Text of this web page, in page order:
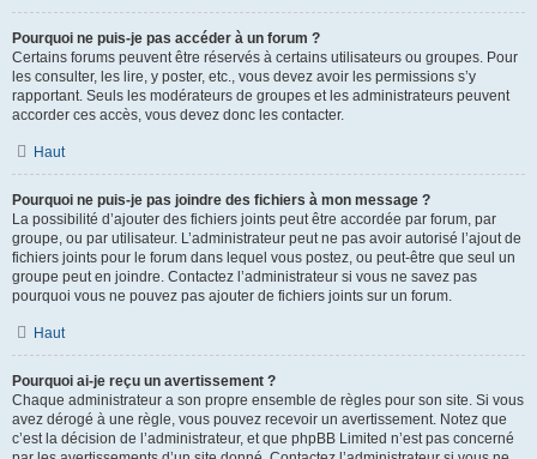
Pourquoi ne puis-je pas accéder à un forum ?
Certains forums peuvent être réservés à certains utilisateurs ou groupes. Pour
les consulter, les lire, y poster, etc., vous devez avoir les permissions s’y
rapportant. Seuls les modérateurs de groupes et les administrateurs peuvent
accorder ces accès, vous devez donc les contacter.
Haut
Pourquoi ne puis-je pas joindre des fichiers à mon message ?
La possibilité d’ajouter des fichiers joints peut être accordée par forum, par
groupe, ou par utilisateur. L’administrateur peut ne pas avoir autorisé l’ajout de
fichiers joints pour le forum dans lequel vous postez, ou peut-être que seul un
groupe peut en joindre. Contactez l’administrateur si vous ne savez pas
pourquoi vous ne pouvez pas ajouter de fichiers joints sur un forum.
Haut
Pourquoi ai-je reçu un avertissement ?
Chaque administrateur a son propre ensemble de règles pour son site. Si vous
avez dérogé à une règle, vous pouvez recevoir un avertissement. Notez que
c’est la décision de l’administrateur, et que phpBB Limited n’est pas concerné